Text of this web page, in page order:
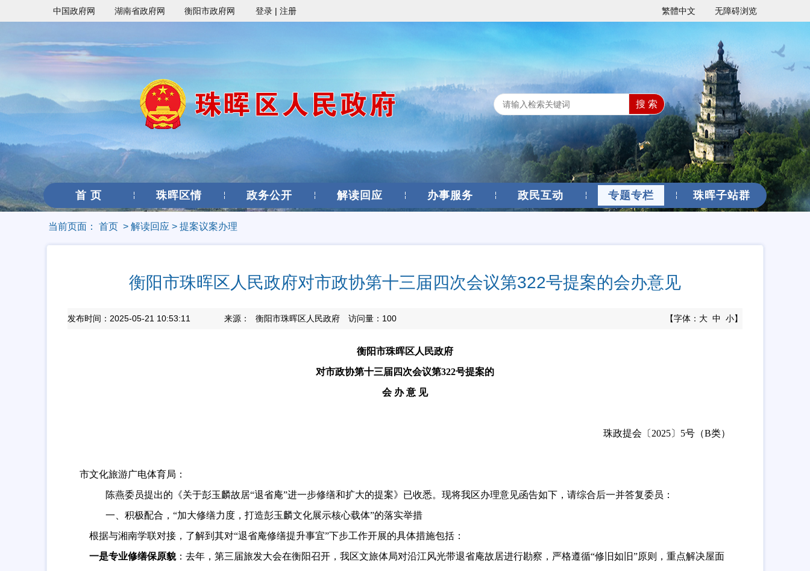
中国政府网 湖南省政府网 衡阳市政府网 登录 | 注册 繁體中文 无障碍浏览
搜 索
首 页 珠晖区情 政务公开 解读回应 办事服务 政民互动 专题专栏 珠晖子站群
当前页面： 首页 > 解读回应 > 提案议案办理
衡阳市珠晖区人民政府对市政协第十三届四次会议第322号提案的会办意见
发布时间：2025-05-21 10:53:11 来源： 衡阳市珠晖区人民政府 访问量： 100 【字体： 大 中 小】
衡阳市珠晖区人民政府
对市政协第十三届四次会议第322号提案的
会 办 意 见
珠政提会〔 2025〕 5号（B类）
市文化旅游广电体育局：
陈燕委员提出的 《关于彭玉麟故居“退省庵”进一步修缮和扩大的提案》 已收悉。 现将我区办理意见函告如下，请综合后一并答复委员：
一、 积极配合， “加大修缮力度，打造彭玉麟文化展示核心载体”的落实举措
根据与湘南学联对接，了解到其对“退省庵修缮提升事宜”下步工作开展的具体措施包括：
一是专业修缮保原貌： 去年，第三届旅发大会在衡阳召开，我区文旅体局对沿江风光带退省庵故居进行勘察，严格遵循“修旧如旧”原则，重点解决屋面